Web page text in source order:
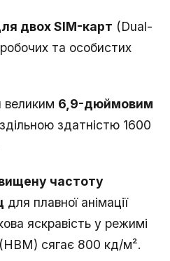
двох SIM-карт (Dual-
та особистих
великим 6,9-дюймовим
здатністю 1600
частоту
для плавної анімації
яскравість у режимі
(HBM) сягає 800 кд/м².